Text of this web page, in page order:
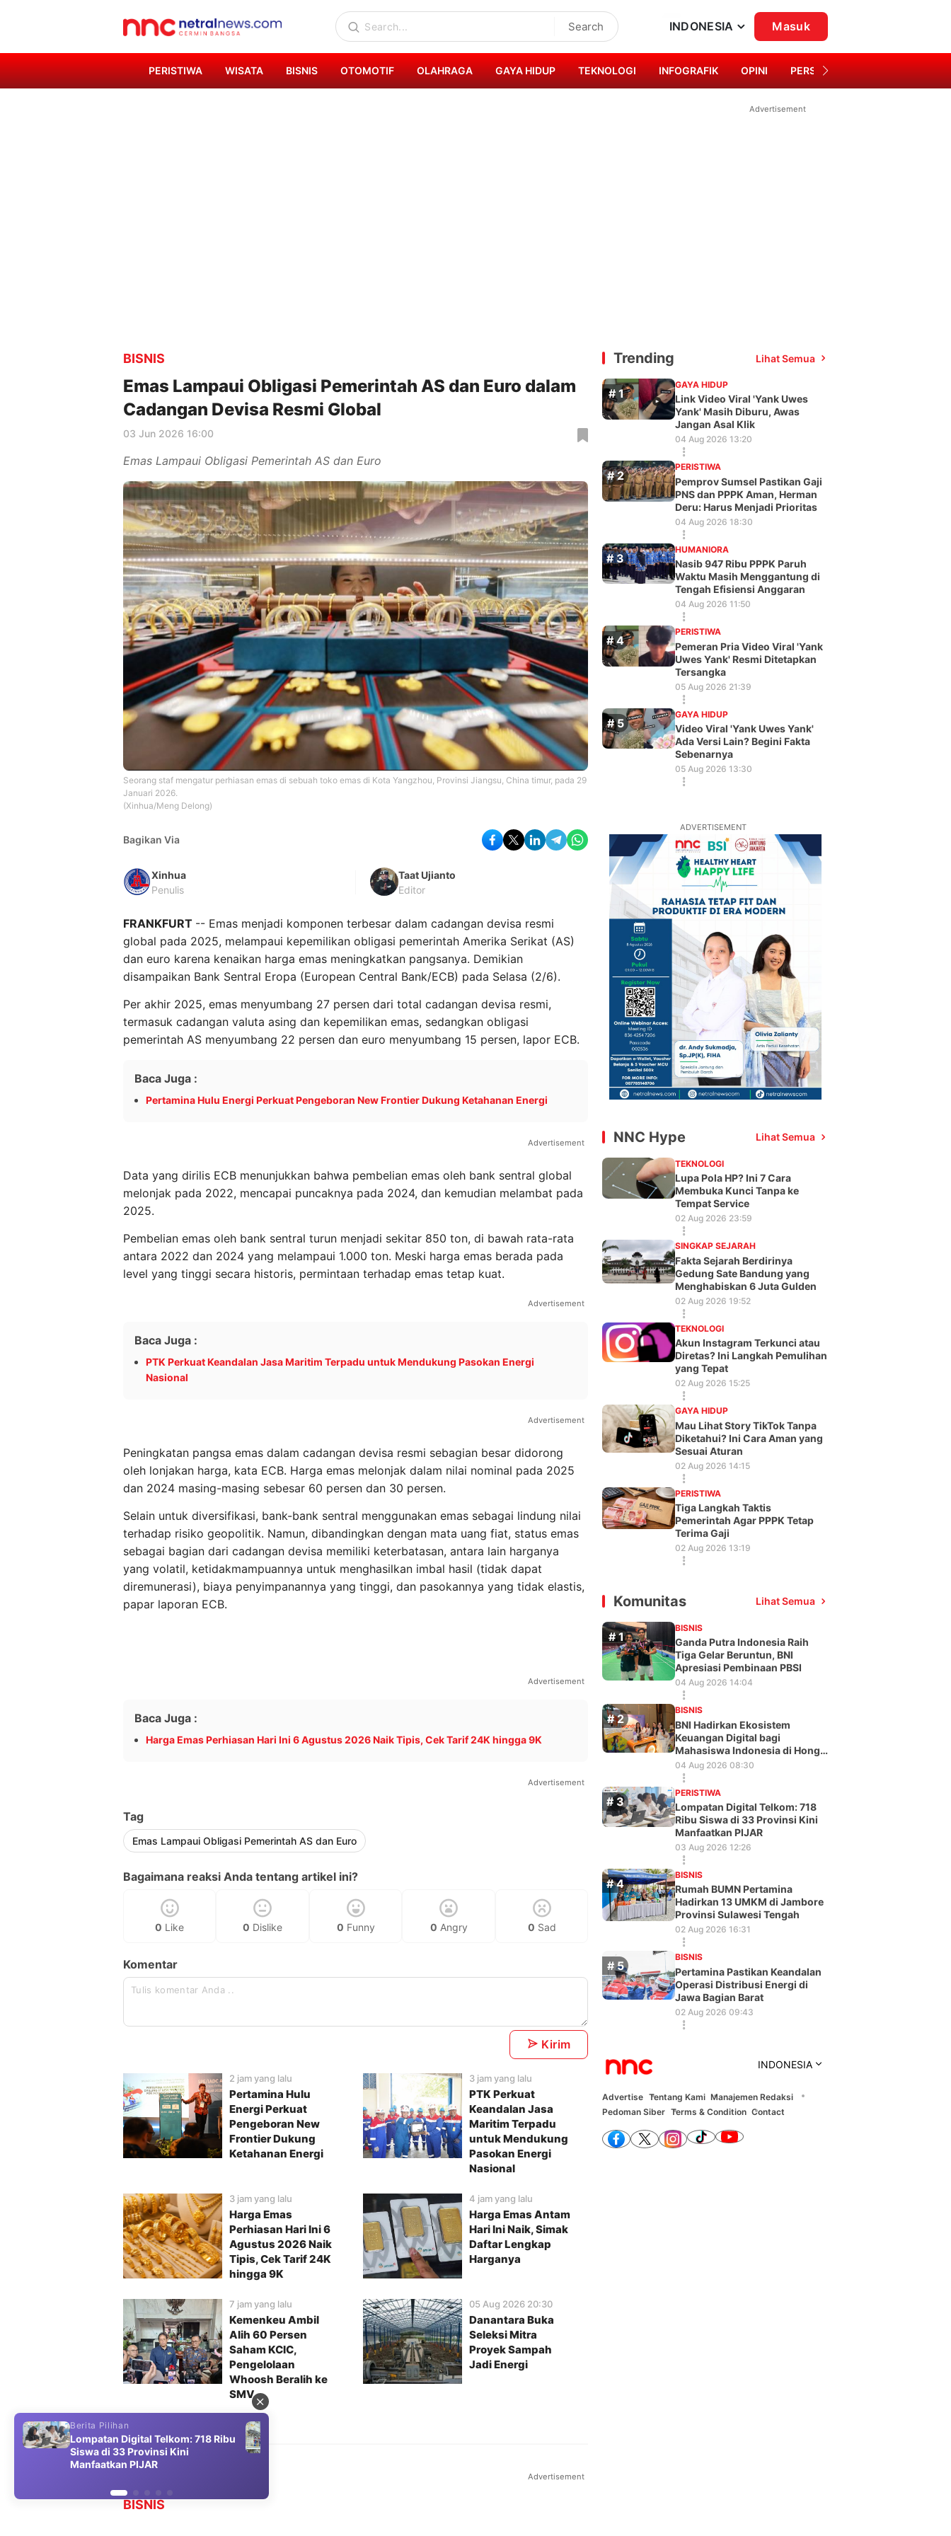
Search INDONESIA Masuk
PERISTIWA WISATA BISNIS OTOMOTIF OLAHRAGA GAYA HIDUP TEKNOLOGI INFOGRAFIK OPINI PERSONA
Advertisement
BISNIS
Emas Lampaui Obligasi Pemerintah AS dan Euro dalam
Cadangan Devisa Resmi Global
03 Jun 2026 16:00
Emas Lampaui Obligasi Pemerintah AS dan Euro
Seorang staf mengatur perhiasan emas di sebuah toko emas di Kota Yangzhou, Provinsi Jiangsu, China timur, pada 29
Januari 2026.
(Xinhua/Meng Delong)
Bagikan Via
Xinhua
Penulis
Taat Ujianto
Editor
FRANKFURT -- Emas menjadi komponen terbesar dalam cadangan devisa resmi
global pada 2025, melampaui kepemilikan obligasi pemerintah Amerika Serikat (AS)
dan euro karena kenaikan harga emas meningkatkan pangsanya. Demikian
disampaikan Bank Sentral Eropa (European Central Bank/ECB) pada Selasa (2/6).
Per akhir 2025, emas menyumbang 27 persen dari total cadangan devisa resmi,
termasuk cadangan valuta asing dan kepemilikan emas, sedangkan obligasi
pemerintah AS menyumbang 22 persen dan euro menyumbang 15 persen, lapor ECB.
Baca Juga :
Pertamina Hulu Energi Perkuat Pengeboran New Frontier Dukung Ketahanan Energi
Advertisement
Data yang dirilis ECB menunjukkan bahwa pembelian emas oleh bank sentral global
melonjak pada 2022, mencapai puncaknya pada 2024, dan kemudian melambat pada
2025.
Pembelian emas oleh bank sentral turun menjadi sekitar 850 ton, di bawah rata-rata
antara 2022 dan 2024 yang melampaui 1.000 ton. Meski harga emas berada pada
level yang tinggi secara historis, permintaan terhadap emas tetap kuat.
Advertisement
Baca Juga :
PTK Perkuat Keandalan Jasa Maritim Terpadu untuk Mendukung Pasokan Energi
Nasional
Advertisement
Peningkatan pangsa emas dalam cadangan devisa resmi sebagian besar didorong
oleh lonjakan harga, kata ECB. Harga emas melonjak dalam nilai nominal pada 2025
dan 2024 masing-masing sebesar 60 persen dan 30 persen.
Selain untuk diversifikasi, bank-bank sentral menggunakan emas sebagai lindung nilai
terhadap risiko geopolitik. Namun, dibandingkan dengan mata uang fiat, status emas
sebagai bagian dari cadangan devisa memiliki keterbatasan, antara lain harganya
yang volatil, ketidakmampuannya untuk menghasilkan imbal hasil (tidak dapat
diremunerasi), biaya penyimpanannya yang tinggi, dan pasokannya yang tidak elastis,
papar laporan ECB.
Advertisement
Baca Juga :
Harga Emas Perhiasan Hari Ini 6 Agustus 2026 Naik Tipis, Cek Tarif 24K hingga 9K
Advertisement
Tag
Emas Lampaui Obligasi Pemerintah AS dan Euro
Bagaimana reaksi Anda tentang artikel ini?
0 Like 0 Dislike 0 Funny 0 Angry 0 Sad
Komentar
Kirim
2 jam yang lalu
Pertamina Hulu
Energi Perkuat
Pengeboran New
Frontier Dukung
Ketahanan Energi
3 jam yang lalu
PTK Perkuat
Keandalan Jasa
Maritim Terpadu
untuk Mendukung
Pasokan Energi
Nasional
3 jam yang lalu
Harga Emas
Perhiasan Hari Ini 6
Agustus 2026 Naik
Tipis, Cek Tarif 24K
hingga 9K
4 jam yang lalu
Harga Emas Antam
Hari Ini Naik, Simak
Daftar Lengkap
Harganya
7 jam yang lalu
Kemenkeu Ambil
Alih 60 Persen
Saham KCIC,
Pengelolaan
Whoosh Beralih ke
SMV
05 Aug 2026 20:30
Danantara Buka
Seleksi Mitra
Proyek Sampah
Jadi Energi
Advertisement
BISNIS
Trending Lihat Semua
GAYA HIDUP
Link Video Viral 'Yank Uwes
Yank' Masih Diburu, Awas
Jangan Asal Klik
04 Aug 2026 13:20
PERISTIWA
Pemprov Sumsel Pastikan Gaji
PNS dan PPPK Aman, Herman
Deru: Harus Menjadi Prioritas
04 Aug 2026 18:30
HUMANIORA
Nasib 947 Ribu PPPK Paruh
Waktu Masih Menggantung di
Tengah Efisiensi Anggaran
04 Aug 2026 11:50
PERISTIWA
Pemeran Pria Video Viral 'Yank
Uwes Yank' Resmi Ditetapkan
Tersangka
05 Aug 2026 21:39
GAYA HIDUP
Video Viral 'Yank Uwes Yank'
Ada Versi Lain? Begini Fakta
Sebenarnya
05 Aug 2026 13:30
ADVERTISEMENT
NNC Hype Lihat Semua
TEKNOLOGI
Lupa Pola HP? Ini 7 Cara
Membuka Kunci Tanpa ke
Tempat Service
02 Aug 2026 23:59
SINGKAP SEJARAH
Fakta Sejarah Berdirinya
Gedung Sate Bandung yang
Menghabiskan 6 Juta Gulden
02 Aug 2026 19:52
TEKNOLOGI
Akun Instagram Terkunci atau
Diretas? Ini Langkah Pemulihan
yang Tepat
02 Aug 2026 15:25
GAYA HIDUP
Mau Lihat Story TikTok Tanpa
Diketahui? Ini Cara Aman yang
Sesuai Aturan
02 Aug 2026 14:15
PERISTIWA
Tiga Langkah Taktis
Pemerintah Agar PPPK Tetap
Terima Gaji
02 Aug 2026 13:19
Komunitas Lihat Semua
BISNIS
Ganda Putra Indonesia Raih
Tiga Gelar Beruntun, BNI
Apresiasi Pembinaan PBSI
04 Aug 2026 14:04
BISNIS
BNI Hadirkan Ekosistem
Keuangan Digital bagi
Mahasiswa Indonesia di Hong
Kong
04 Aug 2026 08:30
PERISTIWA
Lompatan Digital Telkom: 718
Ribu Siswa di 33 Provinsi Kini
Manfaatkan PIJAR
03 Aug 2026 12:26
BISNIS
Rumah BUMN Pertamina
Hadirkan 13 UMKM di Jambore
Provinsi Sulawesi Tengah
02 Aug 2026 16:31
BISNIS
Pertamina Pastikan Keandalan
Operasi Distribusi Energi di
Jawa Bagian Barat
02 Aug 2026 09:43
INDONESIA
Advertise Tentang Kami Manajemen Redaksi
Pedoman Siber Terms & Condition Contact
Berita Pilihan
Lompatan Digital Telkom: 718 Ribu
Siswa di 33 Provinsi Kini
Manfaatkan PIJAR